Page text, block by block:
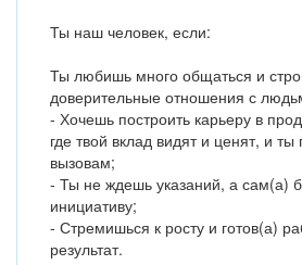
Ты наш человек, если:
Ты любишь много общаться и
доверительные отношения с
- Хочешь построить карьеру в
где твой вклад видят и ценят, и
вызовам;
- Ты не ждешь указаний, а сам(а)
инициативу;
- Стремишься к росту и готов(а)
результат.